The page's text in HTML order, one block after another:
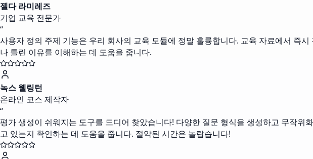
젤다 라미레즈
기업 교육 전문가
“
사용자 정의 주제 기능은 우리 회사의 교육 모듈에 정말 훌륭합니다. 교육 자료에서 즉
나 틀린 이유를 이해하는 데 도움을 줍니다.
녹스 웰링턴
온라인 코스 제작자
“
평가 생성이 쉬워지는 도구를 드디어 찾았습니다! 다양한 질문 형식을 생성하고 무작
고 있는지 확인하는 데 도움을 줍니다. 절약된 시간은 놀랍습니다!